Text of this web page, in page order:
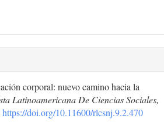
corporal: nuevo camino hacia la
Latinoamericana De Ciencias Sociales,
https://doi.org/10.11600/rlcsnj.9.2.470